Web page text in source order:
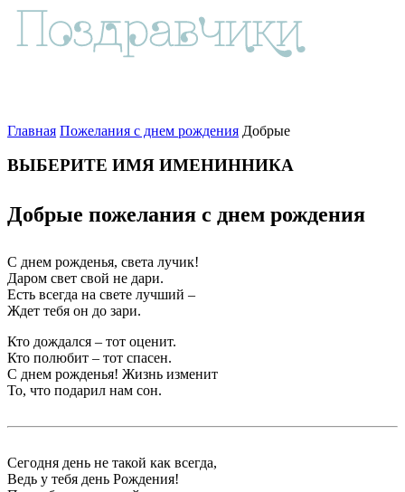
Главная Пожелания с днем рождения Добрые
ВЫБЕРИТЕ ИМЯ ИМЕНИННИКА
Добрые пожелания с днем рождения
С днем рожденья, света лучик!
Даром свет свой не дари.
Есть всегда на свете лучший –
Ждет тебя он до зари.
Кто дождался – тот оценит.
Кто полюбит – тот спасен.
С днем рожденья! Жизнь изменит
То, что подарил нам сон.
Сегодня день не такой как всегда,
Ведь у тебя день Рождения!